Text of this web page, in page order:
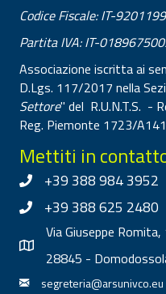
Codice Fiscale: IT-
Partita IVA: IT-
Associazione iscritta ai
D.Lgs. 117/2017 nella
Settore" del R.U.N.T.S. -
Reg. Piemonte 1723/
Mettiti in
+39 388 984 3952
+39 388 625 2480
Via Giuseppe Romita,
28845 -
segreteria@arsunivco.eu